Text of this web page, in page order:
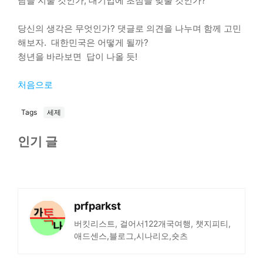
당신의 생각은 무엇인가? 댓글로 의견을 나누며 함께 고민
해보자. 대한민국은 어떻게 될까?
청년을 바라보면 답이 나올 듯!
처음으로
Tags 세제
인기 글
prfparkst
버킷리스트, 걸어서122개국여행, 챗지피티,
애드센스,블로그,시나리오,숏츠